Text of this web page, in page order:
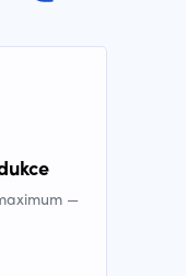
—